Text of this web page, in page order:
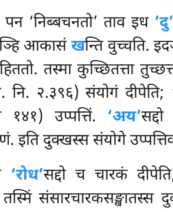
‘निब्बचनतो’ ताव इध
आकासं खन्ति वुच्चति.
तस्मा कुच्छितत्ता
नि. २.३९६) संयोगं दीपेति;
१४१) उप्पत्तिं. ‘अय’
दुक्खस्स संयोगे
‘रोध’सद्दो च चारकं
संसारचारकसङ्खातस्स